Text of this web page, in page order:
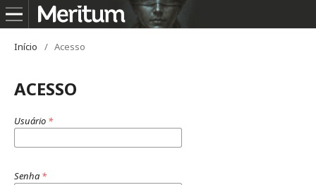
Início / Acesso
ACESSO
Usuário *
Senha *